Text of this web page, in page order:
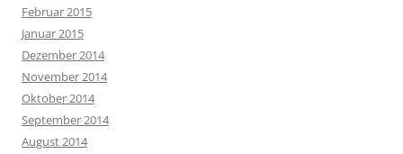
Februar 2015
Januar 2015
Dezember 2014
November 2014
Oktober 2014
September 2014
August 2014